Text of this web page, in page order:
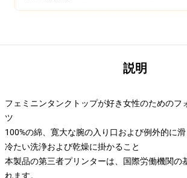
説明
フェミニンタンクトップが好き女性のためのフ
ツ
100%の綿、寛大な腕の入り口および例外的に
冷たい洗浄および乾燥に掛かること
本製品の第三者プリンターは、国際労働機関の
れます。